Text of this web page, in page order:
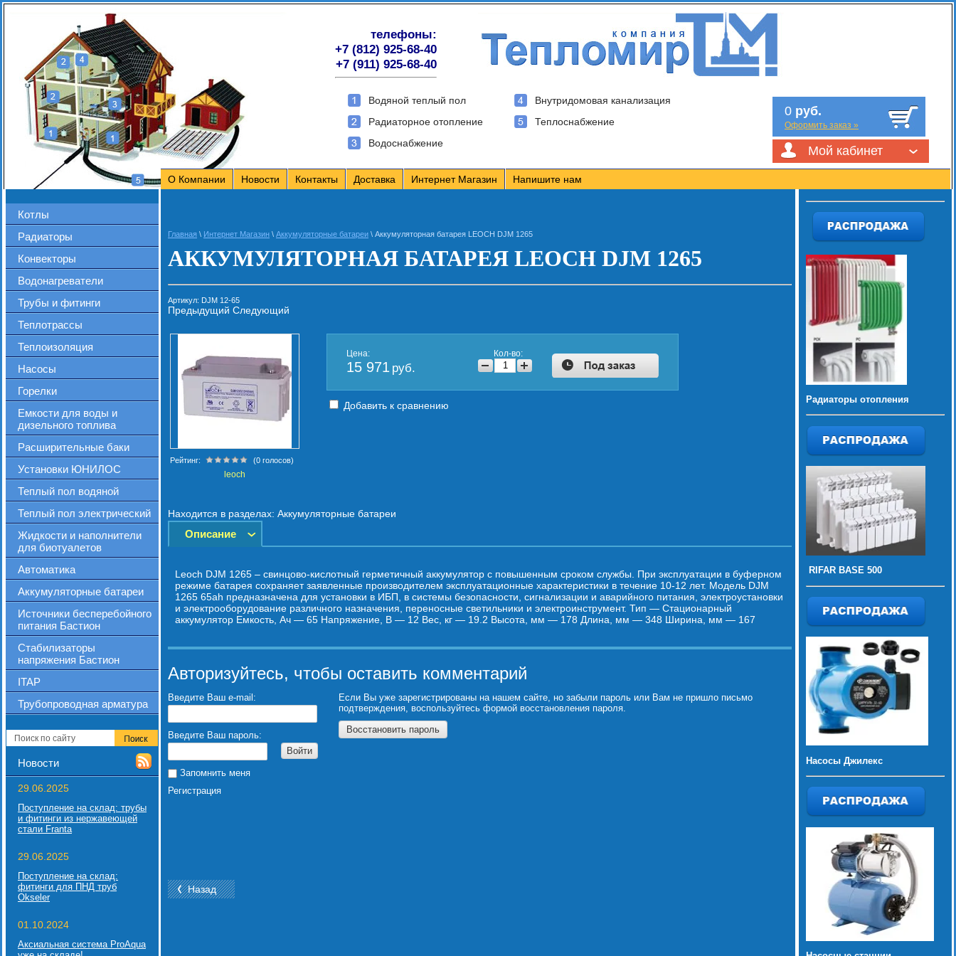
Мой кабинет
0 руб.
Оформить заказ »
телефоны:
+7 (812) 925-68-40
+7 (911) 925-68-40
О Компании Новости Контакты Доставка Интернет Магазин Напишите нам
Водяной теплый пол
Радиаторное отопление
Водоснабжение
Внутридомовая канализация
Теплоснабжение
Котлы
Радиаторы
Конвекторы
Водонагреватели
Трубы и фитинги
Теплотрассы
Теплоизоляция
Насосы
Горелки
Емкости для воды и
дизельного топлива
Расширительные баки
Установки ЮНИЛОС
Теплый пол водяной
Теплый пол электрический
Жидкости и наполнители
для биотуалетов
Автоматика
Аккумуляторные батареи
Источники бесперебойного
питания Бастион
Стабилизаторы
напряжения Бастион
ITAP
Трубопроводная арматура
Новости
29.06.2025
Поступление на склад: трубы
и фитинги из нержавеющей
стали Franta
29.06.2025
Поступление на склад:
фитинги для ПНД труб
Okseler
01.10.2024
Аксиальная система ProAqua
Главная \ Интернет Магазин \ Аккумуляторные батареи \ Аккумуляторная батарея LEOCH DJM 1265
АККУМУЛЯТОРНАЯ БАТАРЕЯ LEOCH DJM 1265
Артикул: DJM 12-65
Предыдущий Следующий
Рейтинг: (0 голосов)
leoch
Цена:
15 971 руб.
Кол-во:
Добавить к сравнению
Находится в разделах: Аккумуляторные батареи
Описание
Leoch DJM 1265 – свинцово-кислотный герметичный аккумулятор с повышенным сроком службы. При эксплуатации в буферном
режиме батарея сохраняет заявленные производителем эксплуатационные характеристики в течение 10-12 лет. Модель DJM
1265 65ah предназначена для установки в ИБП, в системы безопасности, сигнализации и аварийного питания, электроустановки
и электрооборудование различного назначения, переносные светильники и электроинструмент. Тип — Стационарный
аккумулятор Емкость, Ач — 65 Напряжение, В — 12 Вес, кг — 19.2 Высота, мм — 178 Длина, мм — 348 Ширина, мм — 167
Авторизуйтесь, чтобы оставить комментарий
Введите Ваш e-mail:
Введите Ваш пароль:
Войти
Запомнить меня
Регистрация
Если Вы уже зарегистрированы на нашем сайте, но забыли пароль или Вам не пришло письмо
подтверждения, воспользуйтесь формой восстановления пароля.
Восстановить пароль
Назад
Радиаторы отопления
RIFAR BASE 500
Насосы Джилекс